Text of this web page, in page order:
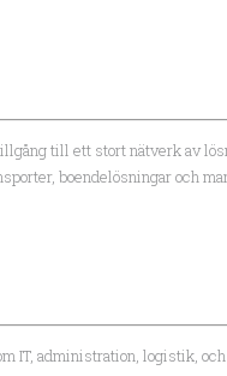
till ett stort nätverk av
boendelösningar och
IT, administration, logistik,